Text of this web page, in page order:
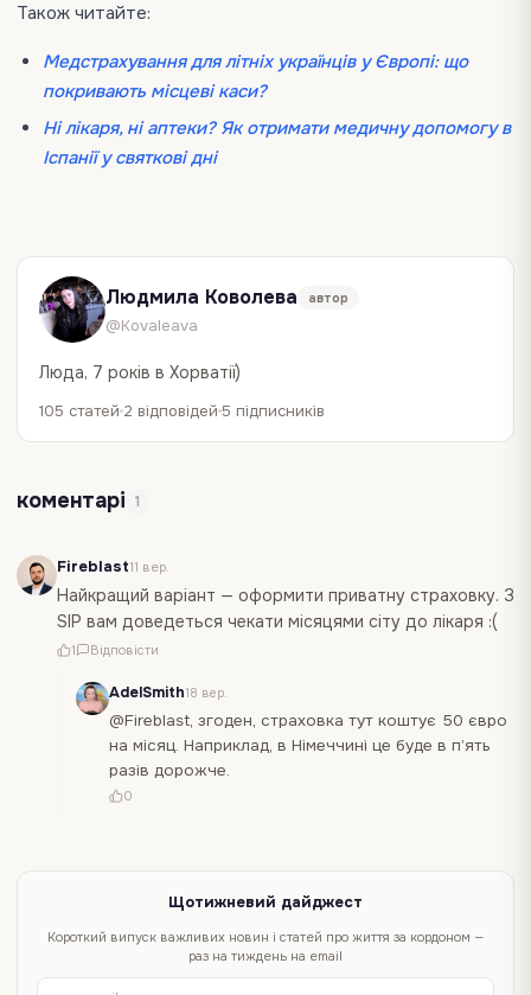
Також читайте:
Медстрахування для літніх українців у Європі: що
покривають місцеві каси?
Ні лікаря, ні аптеки? Як отримати медичну допомогу в
Іспанії у святкові дні
Людмила Коволева автор
@Kovaleava
Люда, 7 років в Хорватії)
105 статей 2 відповідей 5 підписників
коментарі 1
Fireblast11 вер.
Найкращий варіант — оформити приватну страховку. З
SIP вам доведеться чекати місяцями сіту до лікаря :(
1 Відповісти
AdelSmith18 вер.
@Fireblast, згоден, страховка тут коштує 50 євро
на місяц. Наприклад, в Німеччині це буде в п’ять
разів дорожче.
0
Щотижневий дайджест
Короткий випуск важливих новин і статей про життя за кордоном —
раз на тиждень на email